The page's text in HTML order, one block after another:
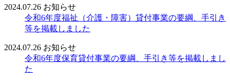
2024.07.26 お知らせ
令和6年度福祉（介護・障害）貸付事業の要綱、手引き
等を掲載しました
2024.07.26 お知らせ
令和6年度保育貸付事業の要綱、手引き等を掲載しまし
た